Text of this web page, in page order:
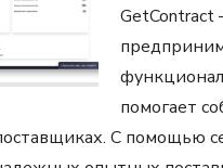
помогает
С помощью